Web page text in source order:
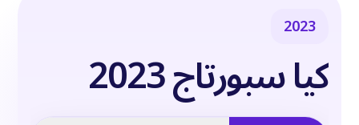
2023
كيا سبورتاج 2023